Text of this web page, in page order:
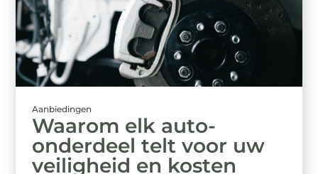
Aanbiedingen
Waarom elk auto-
onderdeel telt voor uw
veiligheid en kosten